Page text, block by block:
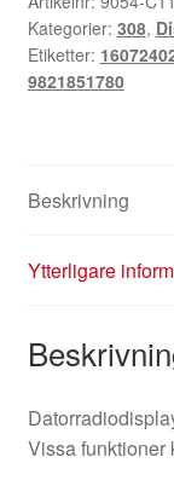
Kategorier: 308,
Etiketter:
9821851780
Beskrivning
Ytterligare
Vissa funktioner